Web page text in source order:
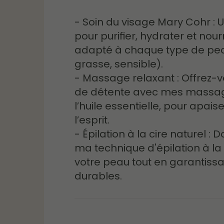
- Soin du visage Mary Cohr :
pour purifier, hydrater et
adapté à chaque type de
grasse, sensible).
- Massage relaxant : Offrez-
de détente avec mes
l’huile essentielle, pour
l’esprit.
- Épilation à la cire naturel :
ma technique d'épilation à
votre peau tout en
durables.